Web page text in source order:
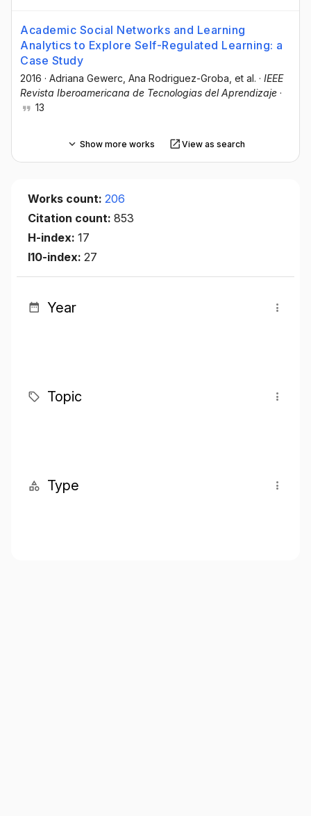
Academic Social Networks and Learning
Analytics to Explore Self-Regulated Learning: a
Case Study
2016 · Adriana Gewerc , Ana Rodriguez-Groba , et al. · IEEE
Revista Iberoamericana de Tecnologias del Aprendizaje ·
13
Show more works View as search
Works count: 206
Citation count: 853
H-index: 17
I10-index: 27
Year
Topic
Type